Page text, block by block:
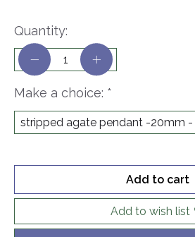
Make a choice: *
Quantity:
Add to cart
Add to wish list